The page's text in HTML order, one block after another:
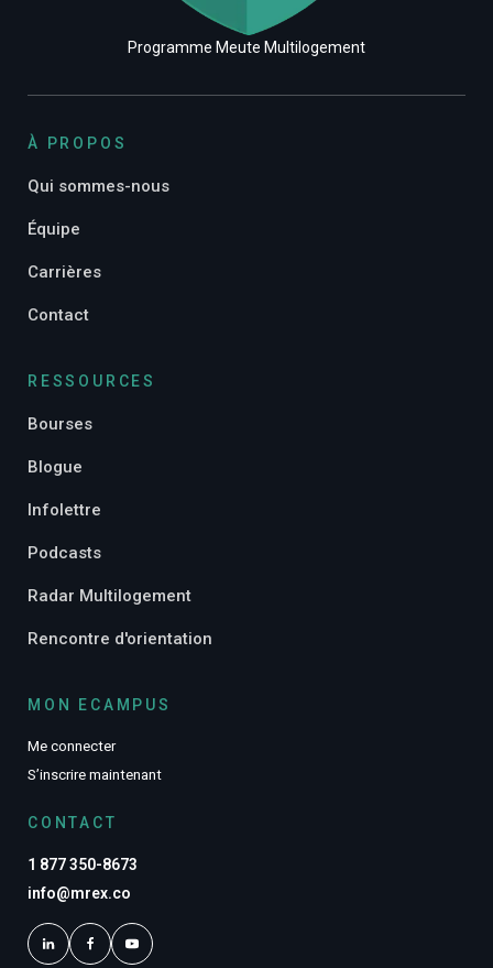
Programme Meute Multilogement
À PROPOS
Qui sommes-nous
Équipe
Carrières
Contact
RESSOURCES
Bourses
Blogue
Infolettre
Podcasts
Radar Multilogement
Rencontre d'orientation
MON ECAMPUS
Me connecter
S’inscrire maintenant
CONTACT
1 877 350-8673
info@mrex.co